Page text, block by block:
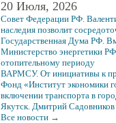
20 Июля, 2026
Совет Федерации РФ.
наследия позволит
Государственная Дума РФ.
Министерство энергетики
отопительному периоду
ВАРМСУ. От инициативы к
Фонд «Институт экономики
включении транспорта в
Якутск. Дмитрий
Все новости →